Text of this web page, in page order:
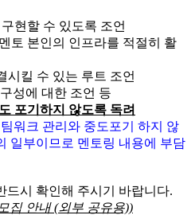
현할 수 있도록 조언
토 본인의 인프라를 적절히 활
시킬 수 있는 루트 조언
성에 대한 조언 등
포기하지 않도록 독려
워크 관리와 중도포기 하지 않
일부이므로 멘토링 내용에 부담
시 확인해 주시기 바랍니다.
집 안내 (외부 공유용))